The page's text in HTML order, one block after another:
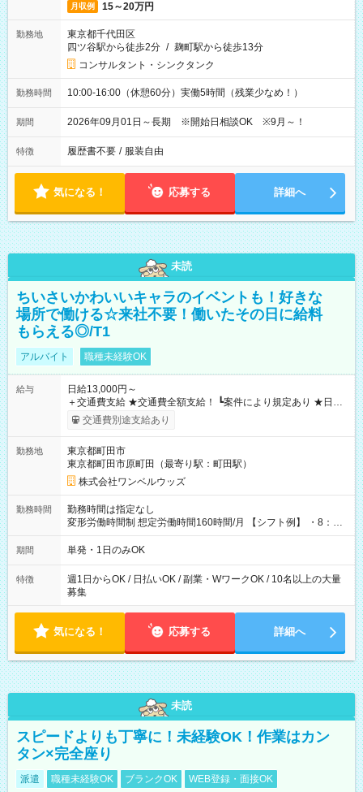
月収例 15～20万円
勤務地
東京都千代田区
四ツ谷駅から徒歩2分 / 麹町駅から徒歩13分
コンサルタント・シンクタンク
勤務時間 10:00-16:00（休憩60分）実働5時間（残業少なめ！）
期間 2026年09月01日～長期 ※開始日相談OK ※9月～！
特徴 履歴書不要 / 服装自由
気になる！ 応募する 詳細へ
未読
ちいさいかわいいキャラのイベントも！好きな
場所で働ける☆来社不要！働いたその日に給料
もらえる◎/T1
アルバイト 職種未経験OK
給与
日給13,000円～
＋交通費支給 ★交通費全額支給！ ┗案件により規定あり ★日払
いOK！（規定あり） ┗働いたその日に現金GET♪ お仕事後はコ
ンビニATMから 日払い分を引き落とせます！ 【試用期間】試
交通費別途支給あり
勤務地
東京都町田市
東京都町田市原町田（最寄り駅：町田駅）
株式会社ワンベルウッズ
勤務時間
勤務時間は指定なし
変形労働時間制 想定労働時間160時間/月 【シフト例】 ・8：00
～21：00
期間 単発・1日のみOK
特徴
週1日からOK / 日払いOK / 副業・WワークOK / 10名以上の大量
募集
気になる！ 応募する 詳細へ
未読
スピードよりも丁寧に！未経験OK！作業はカン
タン×完全座り
派遣 職種未経験OK ブランクOK WEB登録・面接OK